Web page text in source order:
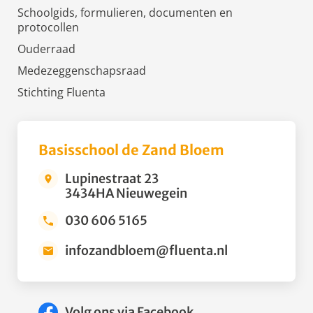
Schoolgids, formulieren, documenten en
protocollen
Ouderraad
Medezeggenschapsraad
Stichting Fluenta
Basisschool de Zand Bloem
Lupinestraat 23
3434HA Nieuwegein
030 606 5165
infozandbloem@fluenta.nl